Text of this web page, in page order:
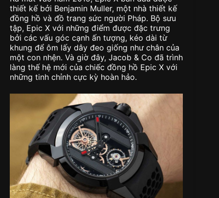
thiết kế bởi Benjamin Muller, một nhà thiết kế
đồng hồ và đồ trang sức người Pháp. Bộ sưu
tập, Epic X với những điểm được đặc trưng
bởi các vấu góc cạnh ấn tượng, kéo dài từ
khung để ôm lấy dây đeo giống như chân của
một con nhện. Và giờ đây, Jacob & Co đã trình
làng thế hệ mới của chiếc đồng hồ Epic X với
những tinh chỉnh cực kỳ hoàn hảo.